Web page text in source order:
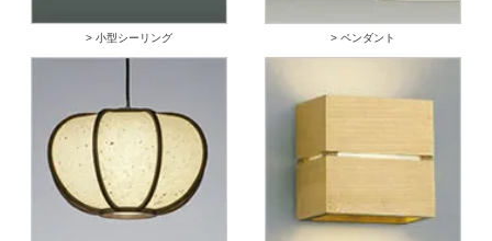
> 小型シーリング > ペンダント